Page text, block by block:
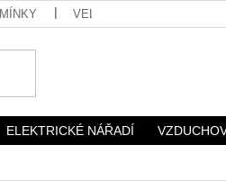
VELKOOBCHOD
ELEKTRICKÉ NÁŘADÍ